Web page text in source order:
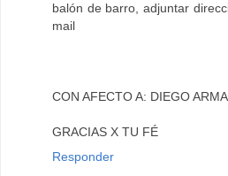
balón de barro, adjuntar
mail
CON AFECTO A: DIEGO
GRACIAS X TU FÉ
Responder